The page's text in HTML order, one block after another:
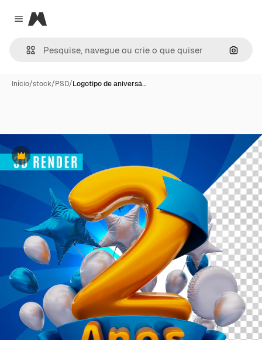
Close menu
Magnific
Início/stock/PSD/Logotipo de aniversá…
Premium